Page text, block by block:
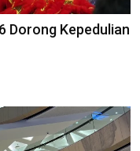
Dorong Kepedulian